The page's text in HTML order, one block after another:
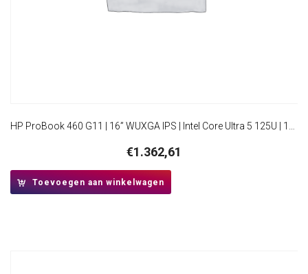
€1.362,61
Toevoegen aan winkelwagen